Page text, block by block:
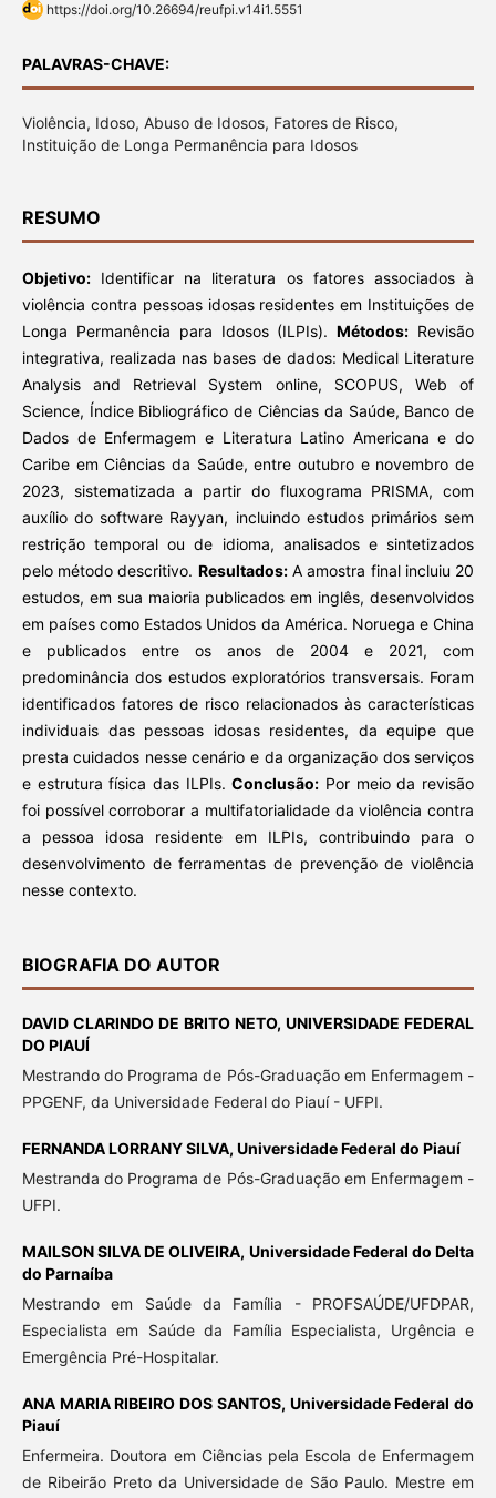
https://doi.org/10.26694/reufpi.v14i1.5551
PALAVRAS-CHAVE:
Violência, Idoso, Abuso de Idosos, Fatores de Risco,
Instituição de Longa Permanência para Idosos
RESUMO
Objetivo:Identificar na literatura os fatores associados à
violência contra pessoas idosas residentes em Instituições de
Longa Permanência para Idosos (ILPIs).Métodos: Revisão
integrativa, realizada nas bases de dados: Medical Literature
Analysis and Retrieval System online, SCOPUS, Web of
Science, Índice Bibliográfico de Ciências da Saúde, Banco de
Dados de Enfermagem e Literatura Latino Americana e do
Caribe em Ciências da Saúde, entre outubro e novembro de
2023, sistematizada a partir do fluxograma PRISMA, com
auxílio do software Rayyan, incluindo estudos primários sem
restrição temporal ou de idioma, analisados e sintetizados
pelo método descritivo. Resultados:A amostra final incluiu 20
estudos, em sua maioria publicados em inglês, desenvolvidos
em países como Estados Unidos da América. Noruega e China
e publicados entre os anos de 2004 e 2021, com
predominância dos estudos exploratórios transversais. Foram
identificados fatores de risco relacionados às características
individuais das pessoas idosas residentes, da equipe que
presta cuidados nesse cenário e da organização dos serviços
e estrutura física das ILPIs.Conclusão: Por meio da revisão
foi possível corroborar a multifatorialidade da violência contra
a pessoa idosa residente em ILPIs, contribuindo para o
desenvolvimento de ferramentas de prevenção de violência
nesse contexto.
BIOGRAFIA DO AUTOR
DAVID CLARINDO DE BRITO NETO,UNIVERSIDADE FEDERAL
DO PIAUÍ
Mestrando do Programa de Pós-Graduação em Enfermagem -
PPGENF, da Universidade Federal do Piauí - UFPI.
FERNANDA LORRANY SILVA, Universidade Federal do Piauí
Mestranda do Programa de Pós-Graduação em Enfermagem -
UFPI.
MAILSON SILVA DE OLIVEIRA, Universidade Federal do Delta
do Parnaíba
Mestrando em Saúde da Família - PROFSAÚDE/UFDPAR,
Especialista em Saúde da Família Especialista, Urgência e
Emergência Pré-Hospitalar.
ANA MARIA RIBEIRO DOS SANTOS, Universidade Federal do
Piauí
Enfermeira. Doutora em Ciências pela Escola de Enfermagem
de Ribeirão Preto da Universidade de São Paulo. Mestre em